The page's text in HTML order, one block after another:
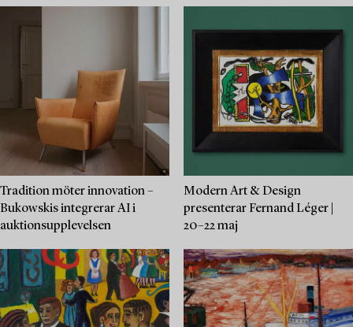
Tradition möter innovation –
Bukowskis integrerar AI i
auktionsupplevelsen
Modern Art & Design
presenterar Fernand Léger |
20–22 maj